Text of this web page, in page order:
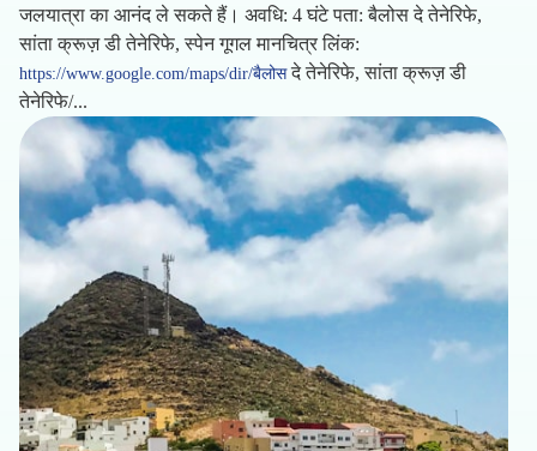
जलयात्रा का आनंद ले सकते हैं। अवधि: 4 घंटे पता: बैलोस दे तेनेरिफे,
सांता क्रूज़ डी तेनेरिफे, स्पेन गूगल मानचित्र लिंक:
https://www.google.com/maps/dir/बैलोसदे तेनेरिफे, सांता क्रूज़ डी
तेनेरिफे/...